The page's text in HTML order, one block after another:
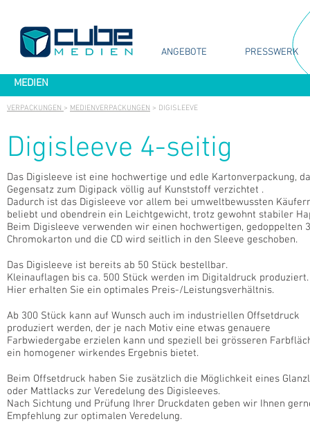
ANGEBOTE PRESSWERK
VERPACKUNGEN > MEDIENVERPACKUNGEN > DIGISLEEVE
MEDIEN
Digisleeve 4-seitig
Das Digisleeve ist eine hochwertige und edle Kartonverpackung,
Gegensatz zum Digipack völlig auf Kunststoff verzichtet .
Dadurch ist das Digisleeve vor allem bei umweltbewussten
beliebt und obendrein ein Leichtgewicht, trotz gewohnt stabiler
Beim Digisleeve verwenden wir einen hochwertigen, gedoppelten
Chromokarton und die CD wird seitlich in den Sleeve geschoben.
Das Digisleeve ist bereits ab 50 Stück bestellbar.
Kleinauflagen bis ca. 500 Stück werden im Digitaldruck produziert.
Hier erhalten Sie ein optimales Preis-/Leistungsverhältnis.
Ab 300 Stück kann auf Wunsch auch im industriellen Offsetdruck
produziert werden, der je nach Motiv eine etwas genauere
Farbwiedergabe erzielen kann und speziell bei grösseren
ein homogener wirkendes Ergebnis bietet.
Beim Offsetdruck haben Sie zusätzlich die Möglichkeit eines
oder Mattlacks zur Veredelung des Digisleeves.
Nach Sichtung und Prüfung Ihrer Druckdaten geben wir Ihnen
Empfehlung zur optimalen Veredelung.